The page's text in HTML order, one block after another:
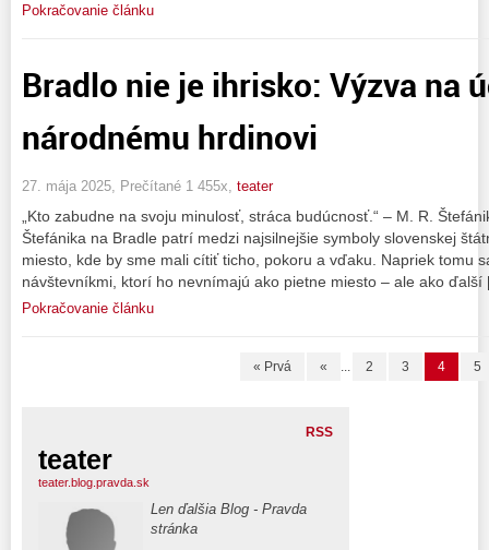
Pokračovanie článku
Bradlo nie je ihrisko: Výzva na
národnému hrdinovi
27. mája 2025, Prečítané 1 455x, teater
„Kto zabudne na svoju minulosť, stráca budúcnosť.“ – M. R.
Štefánika na Bradle patrí medzi najsilnejšie symboly slovenskej
miesto, kde by sme mali cítiť ticho, pokoru a vďaku. Napriek tomu
návštevníkmi, ktorí ho nevnímajú ako pietne miesto – ale ako
Pokračovanie článku
« Prvá « ... 2 3 4 5
RSS
teater
teater.blog.pravda.sk
Len ďalšia Blog - Pravda
stránka